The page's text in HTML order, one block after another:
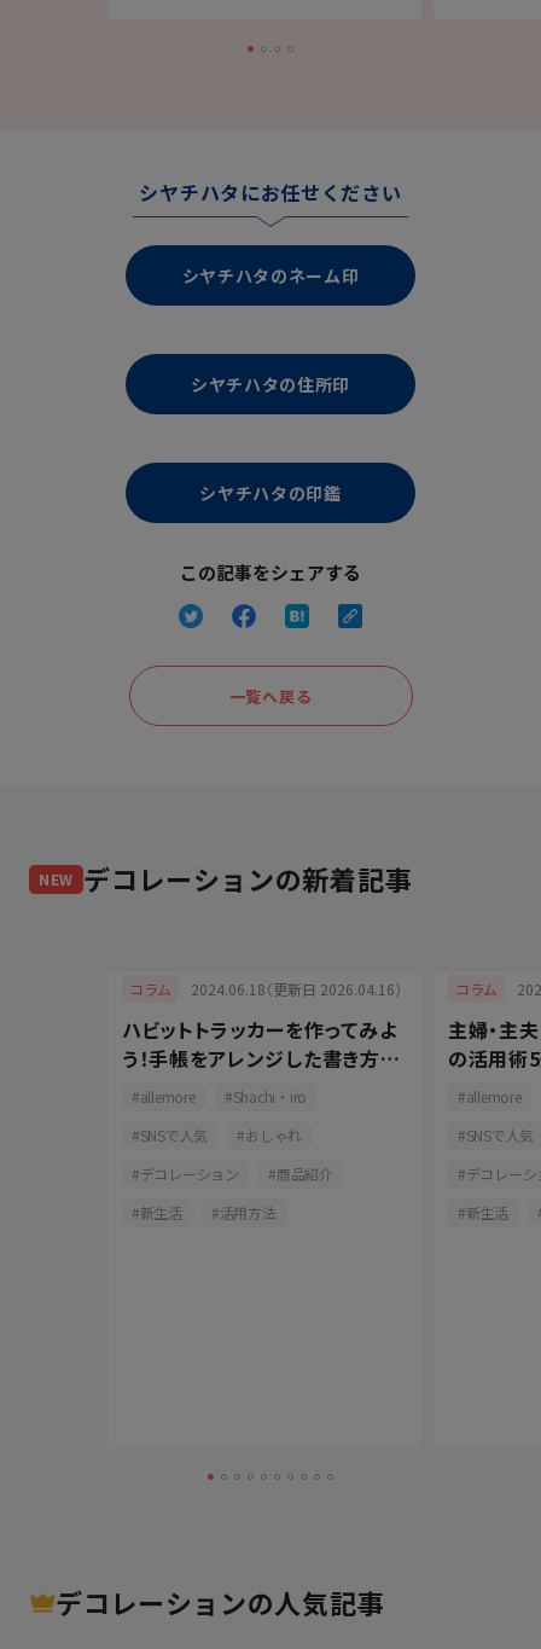
シヤチハタにお任せください
シヤチハタのネーム印
シヤチハタの住所印
シヤチハタの印鑑
この記事をシェアする
一覧へ戻る
NEW デコレーションの新着記事
コラム 2024.06.18（更新日 2026.04.16）
ハビットトラッカーを作ってみよ
う！手帳をアレンジした書き方と
長続きの秘訣
allemore
Shachi・iro
SNSで人気
おしゃれ
デコレーション
商品紹介
新生活
活用方法
コラム
主婦・主
の活用術
コツをご
allemore
SNSで人気
デコレーシ
新生活
デコレーションの人気記事